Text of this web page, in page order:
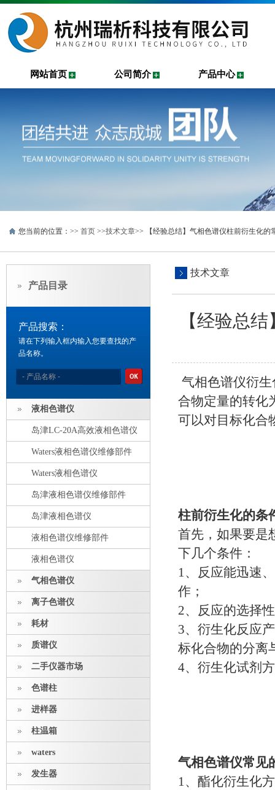
网站首页 公司简介 产品中心
您当前的位置：>> 首页 >>技术文章>> 【经验总结】气相色谱仪柱前衍生化的
产品目录
产品搜索：
请在下列输入框内输入您要查找的产
品名称。
液相色谱仪
岛津LC-20A高效液相色谱仪
Waters液相色谱仪维修部件
Waters液相色谱仪
岛津液相色谱仪维修部件
岛津液相色谱仪
液相色谱仪维修部件
液相色谱仪
气相色谱仪
离子色谱仪
耗材
质谱仪
二手仪器市场
色谱柱
进样器
柱温箱
waters
发生器
技术文章
【经验总
气相色谱仪衍
合物定量的转化
可以对目标化合
柱前衍生化的条
首先，如果要是
下几个条件：
1、反应能迅速
作；
2、反应的选择
3、衍生化反应
标化合物的分离
4、衍生化试剂
气相色谱仪常见
1、酯化衍生化